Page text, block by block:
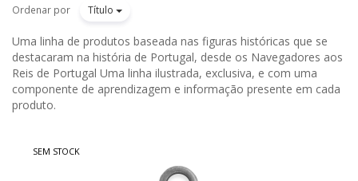
Ordenar por Título
Uma linha de produtos baseada nas figuras históricas que se
destacaram na história de Portugal, desde os Navegadores aos
Reis de Portugal Uma linha ilustrada, exclusiva, e com uma
componente de aprendizagem e informação presente em cada
produto.
SEM STOCK